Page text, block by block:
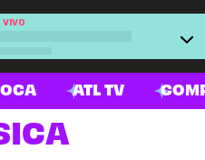
VIVO
ATL TV